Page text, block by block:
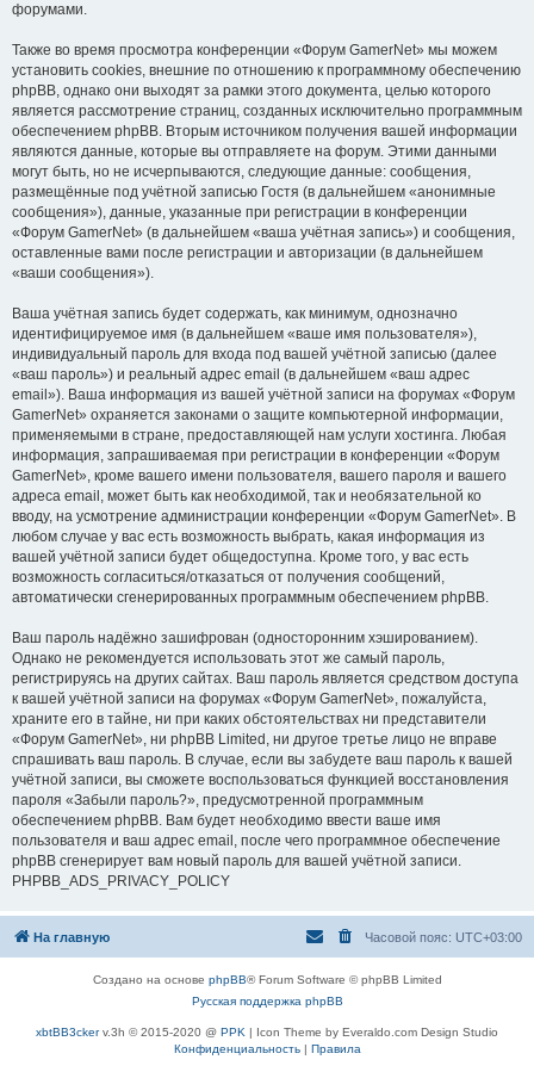
форумами.
Также во время просмотра конференции «Форум GamerNet» мы можем
установить cookies, внешние по отношению к программному обеспечению
phpBB, однако они выходят за рамки этого документа, целью которого
является рассмотрение страниц, созданных исключительно программным
обеспечением phpBB. Вторым источником получения вашей информации
являются данные, которые вы отправляете на форум. Этими данными
могут быть, но не исчерпываются, следующие данные: сообщения,
размещённые под учётной записью Гостя (в дальнейшем «анонимные
сообщения»), данные, указанные при регистрации в конференции
«Форум GamerNet» (в дальнейшем «ваша учётная запись») и сообщения,
оставленные вами после регистрации и авторизации (в дальнейшем
«ваши сообщения»).
Ваша учётная запись будет содержать, как минимум, однозначно
идентифицируемое имя (в дальнейшем «ваше имя пользователя»),
индивидуальный пароль для входа под вашей учётной записью (далее
«ваш пароль») и реальный адрес email (в дальнейшем «ваш адрес
email»). Ваша информация из вашей учётной записи на форумах «Форум
GamerNet» охраняется законами о защите компьютерной информации,
применяемыми в стране, предоставляющей нам услуги хостинга. Любая
информация, запрашиваемая при регистрации в конференции «Форум
GamerNet», кроме вашего имени пользователя, вашего пароля и вашего
адреса email, может быть как необходимой, так и необязательной ко
вводу, на усмотрение администрации конференции «Форум GamerNet». В
любом случае у вас есть возможность выбрать, какая информация из
вашей учётной записи будет общедоступна. Кроме того, у вас есть
возможность согласиться/отказаться от получения сообщений,
автоматически сгенерированных программным обеспечением phpBB.
Ваш пароль надёжно зашифрован (односторонним хэшированием).
Однако не рекомендуется использовать этот же самый пароль,
регистрируясь на других сайтах. Ваш пароль является средством доступа
к вашей учётной записи на форумах «Форум GamerNet», пожалуйста,
храните его в тайне, ни при каких обстоятельствах ни представители
«Форум GamerNet», ни phpBB Limited, ни другое третье лицо не вправе
спрашивать ваш пароль. В случае, если вы забудете ваш пароль к вашей
учётной записи, вы сможете воспользоваться функцией восстановления
пароля «Забыли пароль?», предусмотренной программным
обеспечением phpBB. Вам будет необходимо ввести ваше имя
пользователя и ваш адрес email, после чего программное обеспечение
phpBB сгенерирует вам новый пароль для вашей учётной записи.
PHPBB_ADS_PRIVACY_POLICY
На главную Часовой пояс: UTC+03:00
Создано на основе phpBB® Forum Software © phpBB Limited
Русская поддержка phpBB
xbtBB3ckerv.3h © 2015-2020 @ PPK | Icon Theme by Everaldo.com Design Studio
Конфиденциальность| Правила